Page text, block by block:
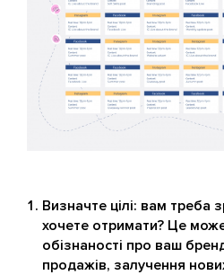
Визначте цілі: вам треба
хочете отримати? Це
обізнаності про ваш
продажів, залучення